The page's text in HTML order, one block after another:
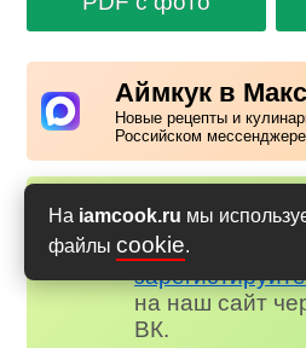
На iamcook.ru мы
файлы cookie.
Аймкук в Макс
Новые рецепты и
Российском
Надоела
Вступайте в
на наш сайт
ВК.